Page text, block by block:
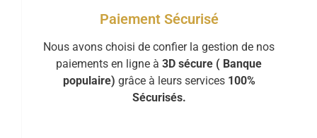
Paiement Sécurisé
Nous avons choisi de confier la gestion de nos
paiements en ligne à 3D sécure ( Banque
populaire) grâce à leurs services 100%
Sécurisés.